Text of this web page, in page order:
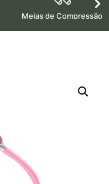
Meias de Compressão